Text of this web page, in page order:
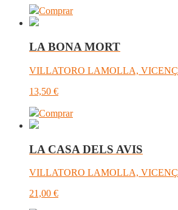
Comprar
LA BONA MORT
VILLATORO LAMOLLA, VICENÇ
13,50 €
Comprar
LA CASA DELS AVIS
VILLATORO LAMOLLA, VICENÇ
21,00 €